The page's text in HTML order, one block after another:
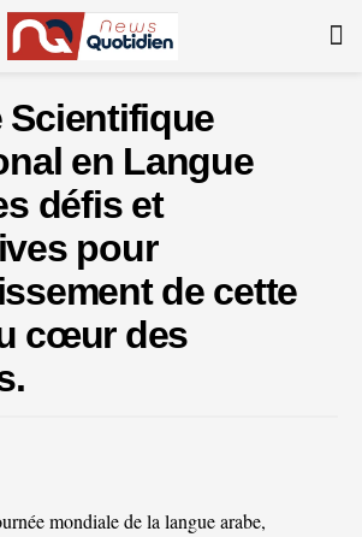
Scientifique
en Langue
défis et
pour
de cette
cœur des
mondiale de la langue arabe,